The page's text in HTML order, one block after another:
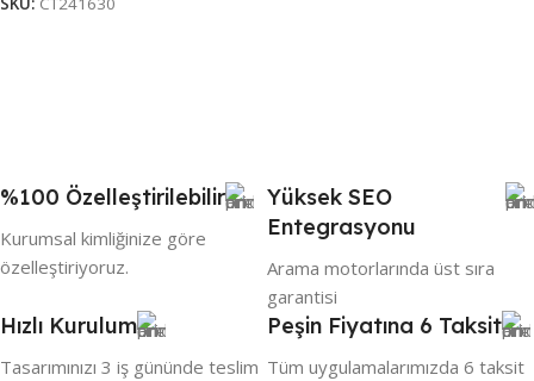
SKU: CT241630
%100 Özelleştirilebilir
Kurumsal kimliğinize göre
özelleştiriyoruz.
Yüksek SEO
Entegrasyonu
Arama motorlarında üst sıra
garantisi
Hızlı Kurulum
Tasarımınızı 3 iş gününde teslim
Peşin Fiyatına 6 Taksit
Tüm uygulamalarımızda 6 taksit